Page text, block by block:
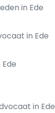
in Ede
in Ede
in Ede